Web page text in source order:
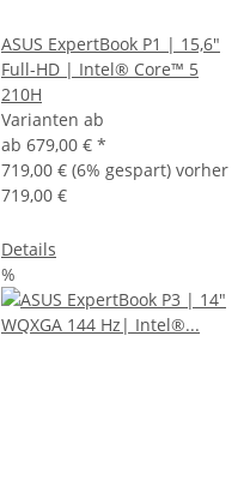
ASUS ExpertBook P1 | 15,6"
Full-HD | Intel® Core™ 5
210H
Varianten ab
ab 679,00 € *
719,00 € (6% gespart) vorher
719,00 €
Details
%